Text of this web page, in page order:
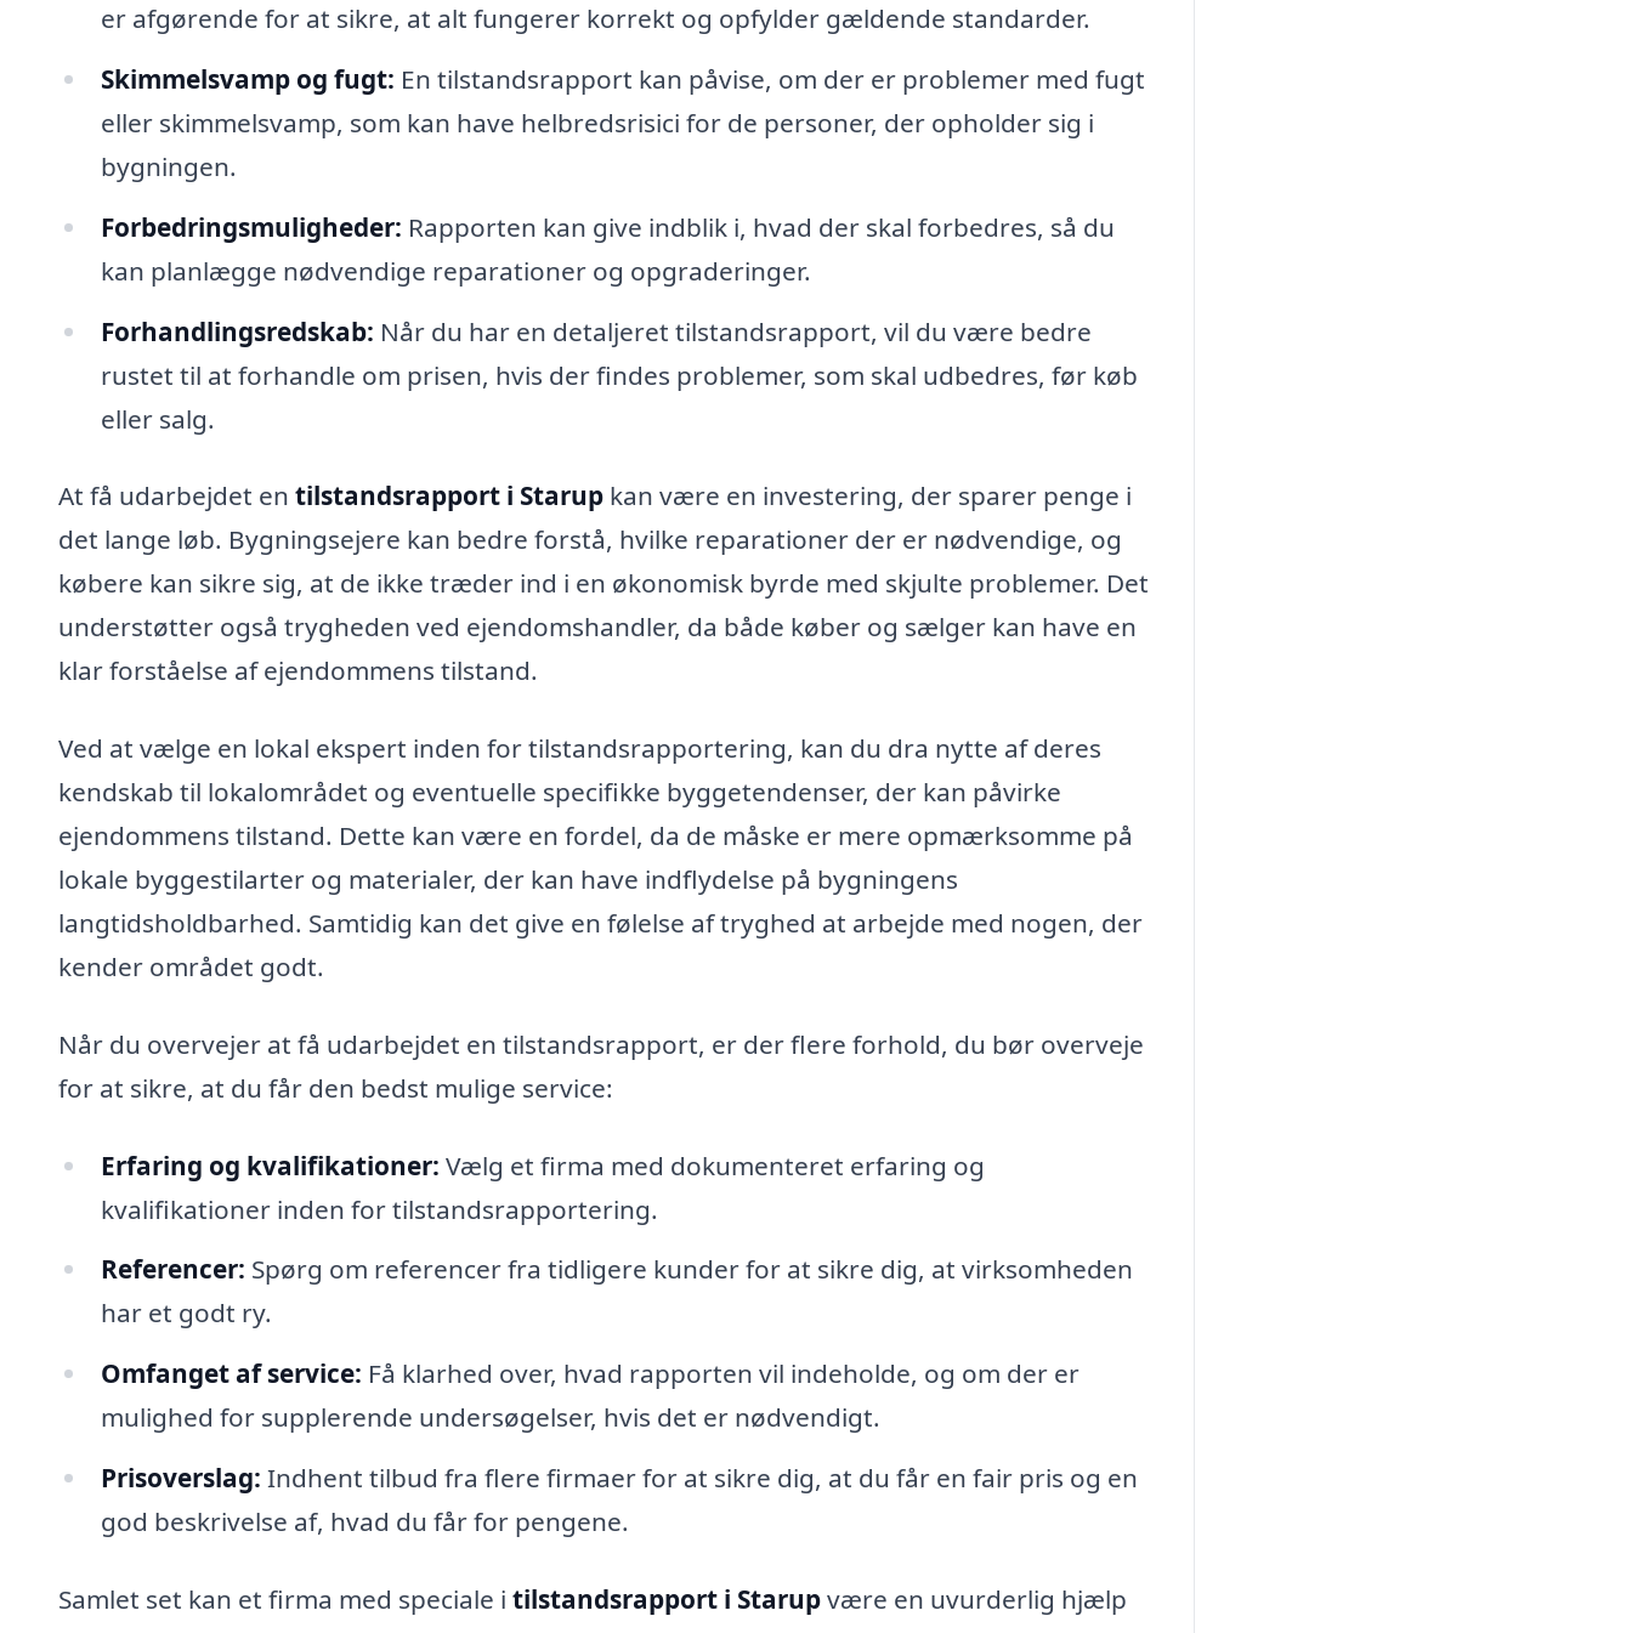
er afgørende for at sikre, at alt fungerer korrekt og opfylder gældende standarder.
Skimmelsvamp og fugt: En tilstandsrapport kan påvise, om der er problemer med fugt
eller skimmelsvamp, som kan have helbredsrisici for de personer, der opholder sig i
bygningen.
Forbedringsmuligheder: Rapporten kan give indblik i, hvad der skal forbedres, så du
kan planlægge nødvendige reparationer og opgraderinger.
Forhandlingsredskab: Når du har en detaljeret tilstandsrapport, vil du være bedre
rustet til at forhandle om prisen, hvis der findes problemer, som skal udbedres, før køb
eller salg.
At få udarbejdet en tilstandsrapport i Starup kan være en investering, der sparer penge i
det lange løb. Bygningsejere kan bedre forstå, hvilke reparationer der er nødvendige, og
købere kan sikre sig, at de ikke træder ind i en økonomisk byrde med skjulte problemer. Det
understøtter også trygheden ved ejendomshandler, da både køber og sælger kan have en
klar forståelse af ejendommens tilstand.
Ved at vælge en lokal ekspert inden for tilstandsrapportering, kan du dra nytte af deres
kendskab til lokalområdet og eventuelle specifikke byggetendenser, der kan påvirke
ejendommens tilstand. Dette kan være en fordel, da de måske er mere opmærksomme på
lokale byggestilarter og materialer, der kan have indflydelse på bygningens
langtidsholdbarhed. Samtidig kan det give en følelse af tryghed at arbejde med nogen, der
kender området godt.
Når du overvejer at få udarbejdet en tilstandsrapport, er der flere forhold, du bør overveje
for at sikre, at du får den bedst mulige service:
Erfaring og kvalifikationer: Vælg et firma med dokumenteret erfaring og
kvalifikationer inden for tilstandsrapportering.
Referencer: Spørg om referencer fra tidligere kunder for at sikre dig, at virksomheden
har et godt ry.
Omfanget af service: Få klarhed over, hvad rapporten vil indeholde, og om der er
mulighed for supplerende undersøgelser, hvis det er nødvendigt.
Prisoverslag: Indhent tilbud fra flere firmaer for at sikre dig, at du får en fair pris og en
god beskrivelse af, hvad du får for pengene.
Samlet set kan et firma med speciale i tilstandsrapport i Starupvære en uvurderlig hjælp